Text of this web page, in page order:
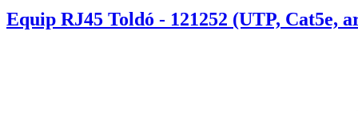
Equip RJ45 Toldó - 121252 (UTP, Cat5e,